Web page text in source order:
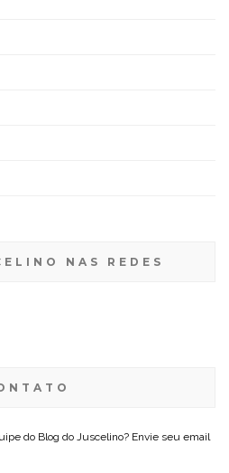
NAS REDES
do Blog do Juscelino? Envie seu email